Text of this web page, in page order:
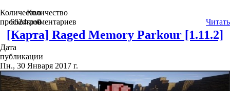
Количество
просмотров
6624
Количество
комментариев
0 Читать
[Карта] Raged Memory Parkour [1.11.2]
Дата
публикации
Пн., 30 Января 2017 г.